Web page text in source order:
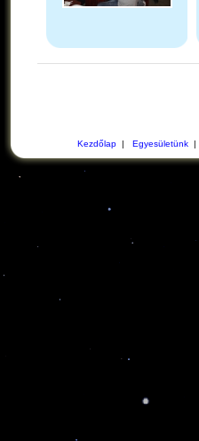
Kezdőlap| Egyesületünk|